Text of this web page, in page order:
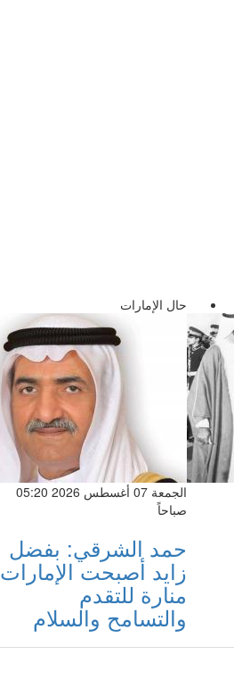
حال الإمارات
الجمعة 07 أغسطس 2026 05:20
صباحاً
حمد الشرقي: بفضل
زايد أصبحت الإمارات
منارة للتقدم
والتسامح والسلام